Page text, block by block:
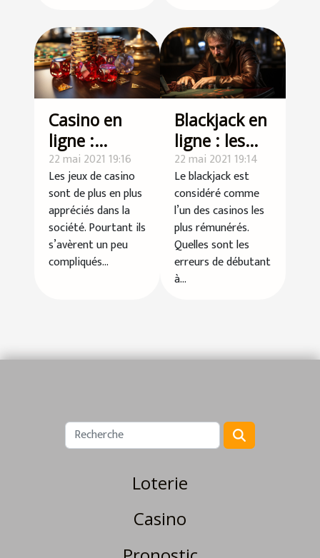
Casino en
ligne :
quelques
astuces
simples
pour
débuter
22 mai 2021 19:16
Les jeux de casino
sont de plus en plus
appréciés dans la
société. Pourtant ils
s’avèrent un peu
compliqués...
Blackjack en
ligne : les
erreurs du
débutant
22 mai 2021 19:14
Le blackjack est
considéré comme
l’un des casinos les
plus rémunérés.
Quelles sont les
erreurs de débutant
à...
Loterie
Casino